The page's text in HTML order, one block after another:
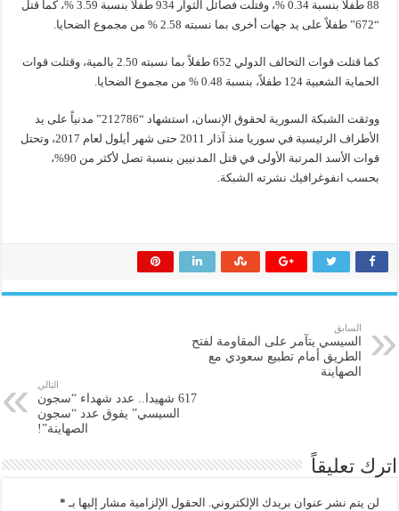
88 طفلاً بنسبة 0.34 %، وقتلت فصائل الثوار 934 طفلاً بنسبة 3.59 %، كما قتل
“672” طفلاً على يد جهات أخرى بما نسبته 2.58 % من مجموع الضحايا.
كما قتلت قوات التحالف الدولي 652 طفلاً بما نسبته 2.50 بالمية، وقتلت قوات
الحماية الشعبية 124 طفلاً، بنسبة 0.48 % من مجموع الضحايا.
ووثقت الشبكة السورية لحقوق الإنسان، استشهاد “212786” مدنياً على يد
الأطراف الرئيسية في سوريا منذ آذار 2011 حتى شهر أيلول لعام 2017، وتحتل
قوات الأسد المرتبة الأولى في قتل المدنيين بنسبة تصل لأكثر من 90%،
بحسب انفوغرافيك نشرته الشبكة.
السابق
السيسي يتآمر على المقاومة لفتح
الطريق أمام تطبيع سعودي مع
الصهاينة
التالي
617 شهيدا.. عدد شهداء “سجون
السيسي” يفوق عدد “سجون
الصهاينة”!
اترك تعليقاً
لن يتم نشر عنوان بريدك الإلكتروني. الحقول الإلزامية مشار إليها بـ *